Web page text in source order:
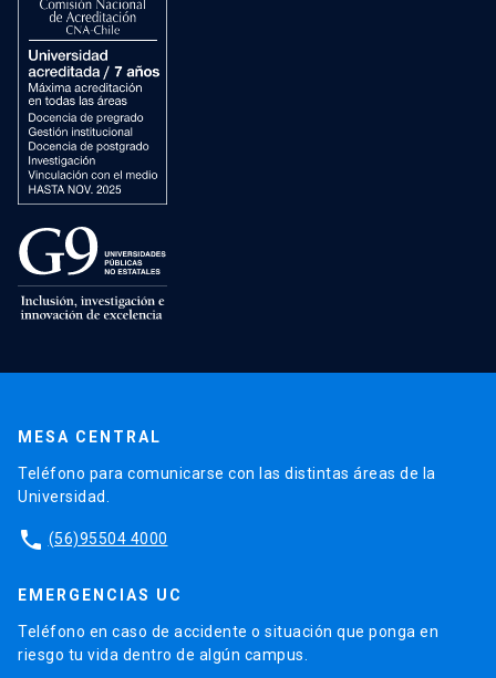
MESA CENTRAL
Teléfono para comunicarse con las distintas áreas de la
Universidad.
phone (56)95504 4000
EMERGENCIAS UC
Teléfono en caso de accidente o situación que ponga en
riesgo tu vida dentro de algún campus.